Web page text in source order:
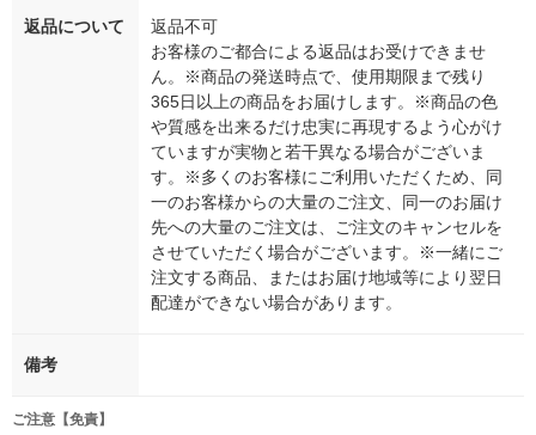
返品について
返品不可
お客様のご都合による返品はお受けできませ
ん。※商品の発送時点で、使用期限まで残り
365日以上の商品をお届けします。※商品の色
や質感を出来るだけ忠実に再現するよう心がけ
ていますが実物と若干異なる場合がございま
す。※多くのお客様にご利用いただくため、同
一のお客様からの大量のご注文、同一のお届け
先への大量のご注文は、ご注文のキャンセルを
させていただく場合がございます。※一緒にご
注文する商品、またはお届け地域等により翌日
配達ができない場合があります。
備考
ご注意【免責】